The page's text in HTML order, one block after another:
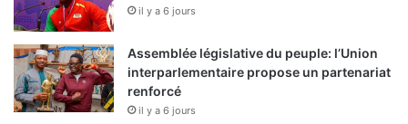
il y a 6 jours
Assemblée législative du peuple: l’Union
interparlementaire propose un partenariat
renforcé
il y a 6 jours